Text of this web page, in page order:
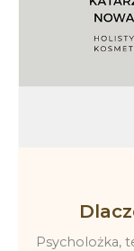
Psycholożka,